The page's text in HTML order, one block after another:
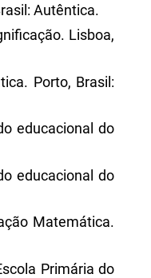
Autêntica.
Lisboa,
Porto, Brasil:
educacional do
educacional do
Matemática.
Primária do